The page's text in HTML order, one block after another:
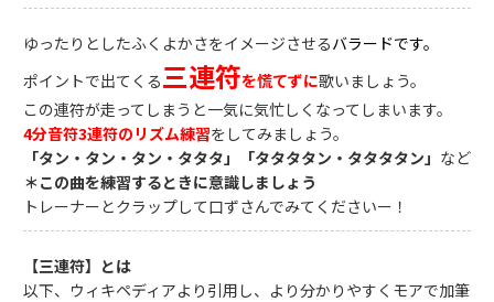
ゆったりとしたふくよかさをイメージさせるバラードです。
ポイントで出てくる三連符を慌てずに歌いましょう。
この連符が走ってしまうと一気に気忙しくなってしまいます。
4分音符3連符のリズム練習をしてみましょう。
「タン・タン・タン・タタタ」「タタタタン・タタタタン」 など
＊この曲を練習するときに意識しましょう
トレーナーとクラップして口ずさんでみてくださいー！
【三連符】とは
以下、ウィキペディアより引用し、より分かりやすくモアで加筆